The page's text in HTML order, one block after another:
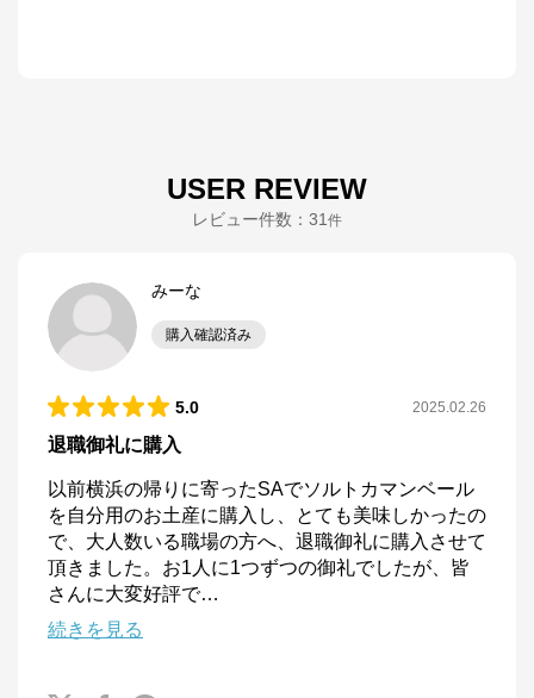
USER REVIEW
レビュー件数： 31 件
みーな
購入確認済み
5.0 2025.02.26
退職御礼に購入
以前横浜の帰りに寄ったSAでソルトカマンベール
を自分用のお土産に購入し、とても美味しかったの
で、大人数いる職場の方へ、退職御礼に購入させて
頂きました。お1人に1つずつの御礼でしたが、皆
さんに大変好評で…
続きを見る